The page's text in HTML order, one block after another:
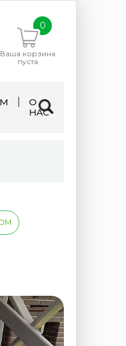
0
Ваша корзина
пуста
О
НАС